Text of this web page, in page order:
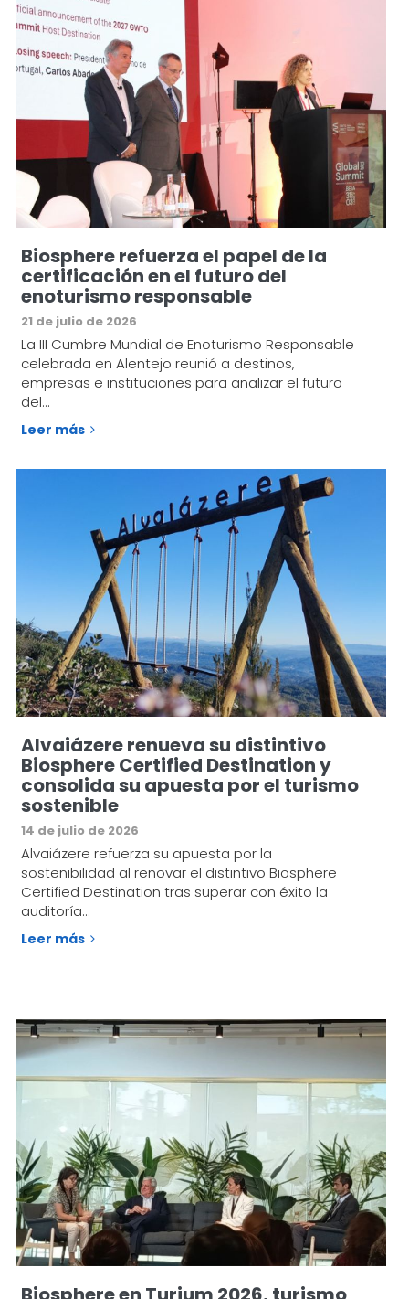
Biosphere refuerza el papel de la
certificación en el futuro del
enoturismo responsable
21 de julio de 2026
La III Cumbre Mundial de Enoturismo Responsable
celebrada en Alentejo reunió a destinos,
empresas e instituciones para analizar el futuro
del…
Leer más
Alvaiázere renueva su distintivo
Biosphere Certified Destination y
consolida su apuesta por el turismo
sostenible
14 de julio de 2026
Alvaiázere refuerza su apuesta por la
sostenibilidad al renovar el distintivo Biosphere
Certified Destination tras superar con éxito la
auditoría…
Leer más